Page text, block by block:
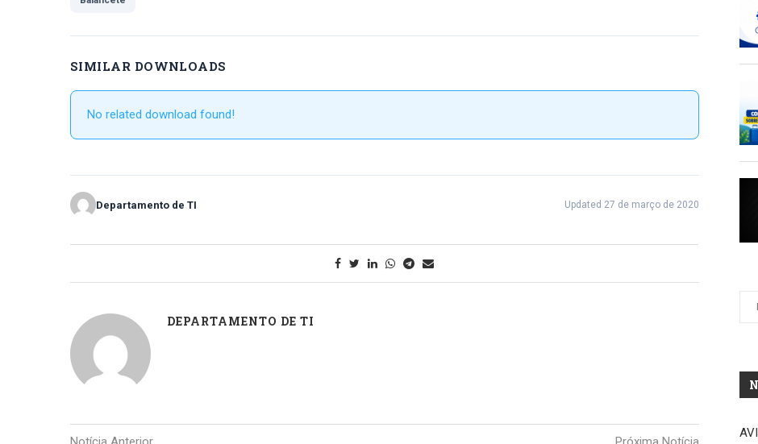
SIMILAR DOWNLOADS
No related download found!
Departamento de TI Updated 27 de março de 2020
DEPARTAMENTO DE TI